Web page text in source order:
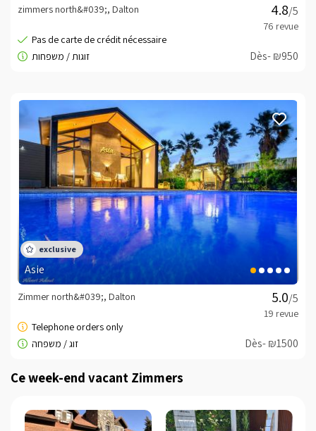
/5
zimmers north&#039;, Dalton
Dès- ₪950
Asie
/5
Zimmer north&#039;, Dalton
Dès- ₪1500
Ce week-end vacant Zimmers